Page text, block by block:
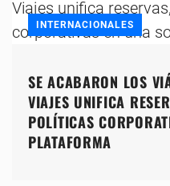
INTERNACIONALES
SE ACABARON LOS
VIAJES UNIFICA
POLÍTICAS
PLATAFORMA